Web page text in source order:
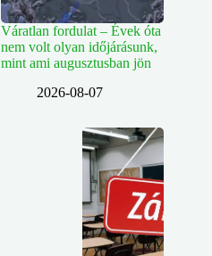
Váratlan fordulat – Évek óta
nem volt olyan időjárásunk,
mint ami augusztusban jön
2026-08-07